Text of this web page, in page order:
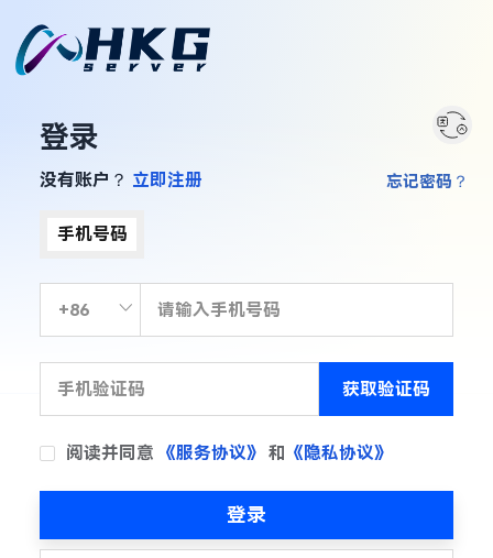
登录
没有账户？ 立即注册
手机号码
获取验证码
阅读并同意 《服务协议》 和 《隐私协议》
忘记密码？
登录